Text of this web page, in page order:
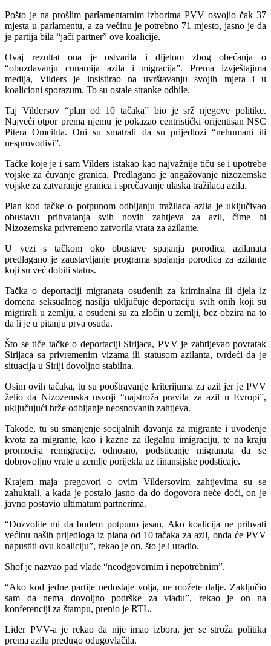
Pošto je na prošlim parlamentarnim izborima PVV osvojio čak 37
mjesta u parlamentu, a za većinu je potrebno 71 mjesto, jasno je da
je partija bila “jači partner” ove koalicije.
Ovaj rezultat ona je ostvarila i dijelom zbog obećanja o
“obuzdavanju cunamija azila i migracija”. Prema izvještajima
medija, Vilders je insistirao na uvrštavanju svojih mjera i u
koalicioni sporazum. To su ostale stranke odbile.
Taj Vildersov “plan od 10 tačaka” bio je srž njegove politike.
Najveći otpor prema njemu je pokazao centristički orijentisan NSC
Pitera Omcihta. Oni su smatrali da su prijedlozi “nehumani ili
nesprovodivi”.
Tačke koje je i sam Vilders istakao kao najvažnije tiču se i upotrebe
vojske za čuvanje granica. Predlagano je angažovanje nizozemske
vojske za zatvaranje granica i sprečavanje ulaska tražilaca azila.
Plan kod tačke o potpunom odbijanju tražilaca azila je uključivao
obustavu prihvatanja svih novih zahtjeva za azil, čime bi
Nizozemska privremeno zatvorila vrata za azilante.
U vezi s tačkom oko obustave spajanja porodica azilanata
predlagano je zaustavljanje programa spajanja porodica za azilante
koji su već dobili status.
Tačka o deportaciji migranata osuđenih za kriminalna ili djela iz
domena seksualnog nasilja uključuje deportaciju svih onih koji su
migrirali u zemlju, a osuđeni su za zločin u zemlji, bez obzira na to
da li je u pitanju prva osuda.
Što se tiče tačke o deportaciji Sirijaca, PVV je zahtijevao povratak
Sirijaca sa privremenim vizama ili statusom azilanta, tvrdeći da je
situacija u Siriji dovoljno stabilna.
Osim ovih tačaka, tu su pooštravanje kriterijuma za azil jer je PVV
želio da Nizozemska usvoji “najstroža pravila za azil u Evropi”,
uključujući brže odbijanje neosnovanih zahtjeva.
Takođe, tu su smanjenje socijalnih davanja za migrante i uvođenje
kvota za migrante, kao i kazne za ilegalnu imigraciju, te na kraju
promocija remigracije, odnosno, podsticanje migranata da se
dobrovoljno vrate u zemlje porijekla uz finansijske podsticaje.
Krajem maja pregovori o ovim Vildersovim zahtjevima su se
zahuktali, a kada je postalo jasno da do dogovora neće doći, on je
javno postavio ultimatum partnerima.
“Dozvolite mi da budem potpuno jasan. Ako koalicija ne prihvati
većinu naših prijedloga iz plana od 10 tačaka za azil, onda će PVV
napustiti ovu koaliciju”, rekao je on, što je i uradio.
Shof je nazvao pad vlade “neodgovornim i nepotrebnim”.
“Ako kod jedne partije nedostaje volja, ne možete dalje. Zaključio
sam da nema dovoljno podrške za vladu”, rekao je on na
konferenciji za štampu, prenio je RTL.
Lider PVV-a je rekao da nije imao izbora, jer se stroža politika
prema azilu predugo odugovlačila.